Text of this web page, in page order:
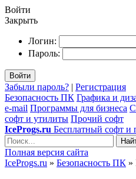
Войти
Закрыть
Логин:
Пароль:
Войти
Забыли пароль? | Регистрация
Безопасность ПК Графика и
e-mail Программы для бизнеса
софт и утилиты Прочий софт
IceProgs.ru Бесплатный софт и
Полная версия сайта
IceProgs.ru » Безопасность ПК »